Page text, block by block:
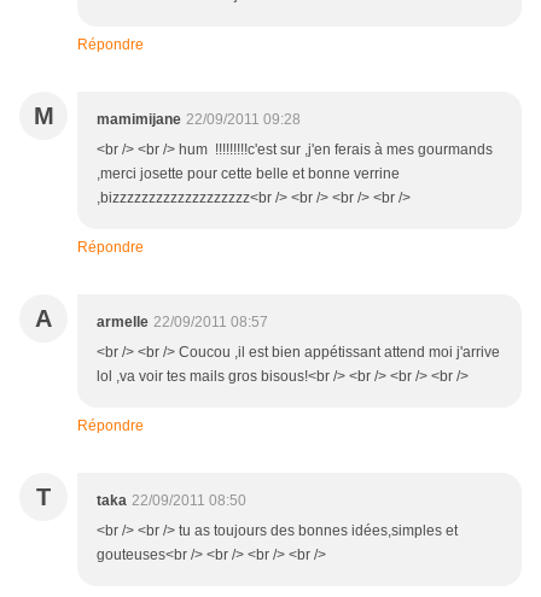
Répondre
M mamimijane 22/09/2011 09:28
<br /> <br /> hum !!!!!!!!!c'est sur ,j'en ferais à mes gourmands
,merci josette pour cette belle et bonne verrine
,bizzzzzzzzzzzzzzzzzzz<br /> <br /> <br /> <br />
Répondre
A armelle 22/09/2011 08:57
<br /> <br /> Coucou ,il est bien appétissant attend moi j'arrive
lol ,va voir tes mails gros bisous!<br /> <br /> <br /> <br />
Répondre
T taka 22/09/2011 08:50
<br /> <br /> tu as toujours des bonnes idées,simples et
gouteuses<br /> <br /> <br /> <br />